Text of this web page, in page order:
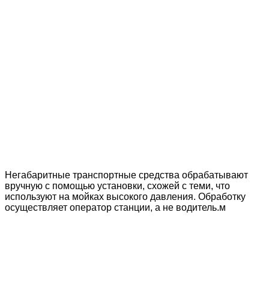
Негабаритные транспортные средства обрабатывают
вручную с помощью установки, схожей с теми, что
используют на мойках высокого давления. Обработку
осуществляет оператор станции, а не водитель.м